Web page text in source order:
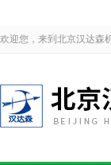
欢迎您，来到北京汉达森